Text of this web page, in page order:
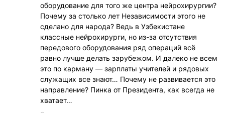
оборудование для того же центра нейрохирургии?
Почему за столько лет Независимости этого не
сделано для народа? Ведь в Узбекистане
классные нейрохирурги, но из-за отсутствия
передового оборудования ряд операций всё
равно лучше делать зарубежом. И далеко не всем
это по карману — зарплаты учителей и рядовых
служащих все знают… Почему не развивается это
направление? Пинка от Президента, как всегда не
хватает…